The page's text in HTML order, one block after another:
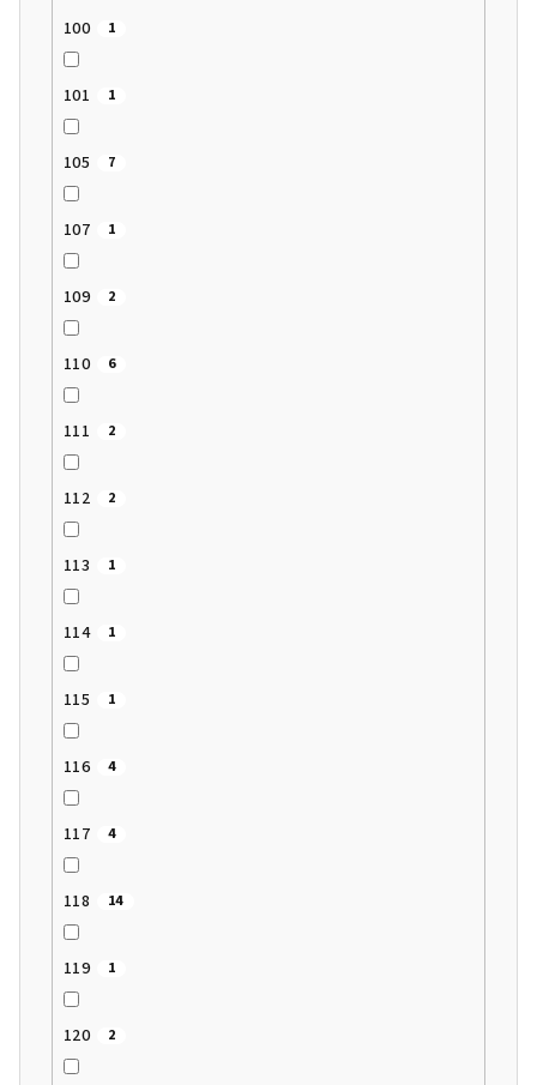
100 1
101 1
105 7
107 1
109 2
110 6
111 2
112 2
113 1
114 1
115 1
116 4
117 4
118 14
119 1
120 2